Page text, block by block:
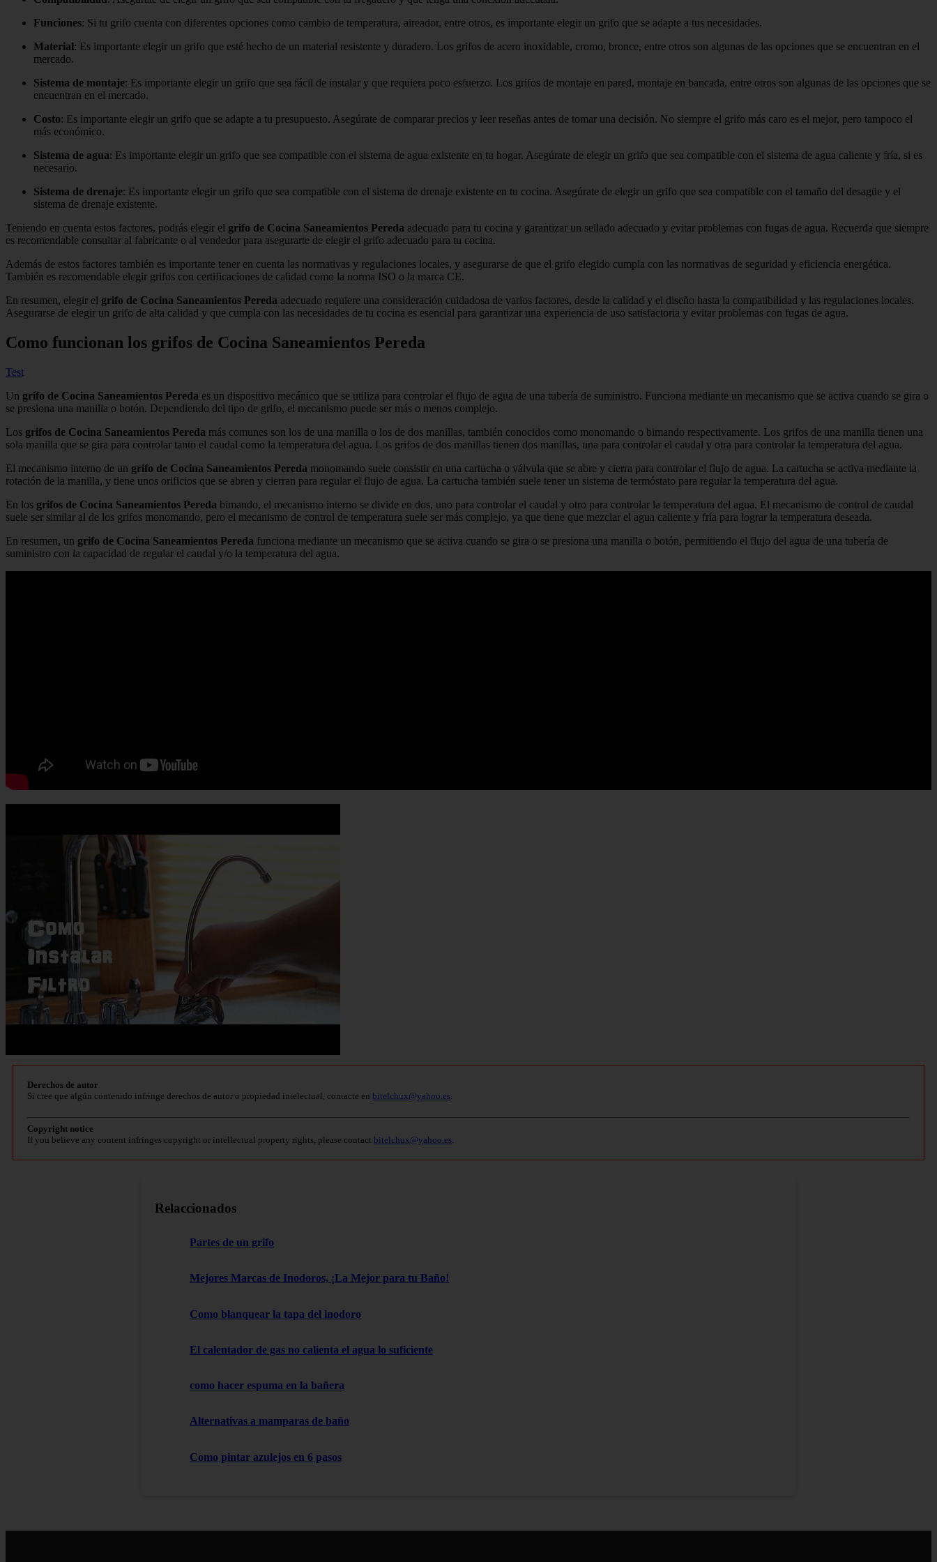
Funciones: Si tu grifo cuenta con diferentes opciones como cambio de temperatura, aireador, entre otros, es importante elegir un grifo que se adapte a tus necesidades.
Material: Es importante elegir un grifo que esté hecho de un material resistente y duradero. Los grifos de acero inoxidable, cromo, bronce, entre otros son algunas de las opciones que se encuentran en el
mercado.
Sistema de montaje: Es importante elegir un grifo que sea fácil de instalar y que requiera poco esfuerzo. Los grifos de montaje en pared, montaje en bancada, entre otros son algunas de las opciones que se
encuentran en el mercado.
Costo: Es importante elegir un grifo que se adapte a tu presupuesto. Asegúrate de comparar precios y leer reseñas antes de tomar una decisión. No siempre el grifo más caro es el mejor, pero tampoco el
más económico.
Sistema de agua: Es importante elegir un grifo que sea compatible con el sistema de agua existente en tu hogar. Asegúrate de elegir un grifo que sea compatible con el sistema de agua caliente y fría, si es
necesario.
Sistema de drenaje: Es importante elegir un grifo que sea compatible con el sistema de drenaje existente en tu cocina. Asegúrate de elegir un grifo que sea compatible con el tamaño del desagüe y el
sistema de drenaje existente.
Teniendo en cuenta estos factores, podrás elegir el grifo de Cocina Saneamientos Pereda adecuado para tu cocina y garantizar un sellado adecuado y evitar problemas con fugas de agua. Recuerda que siempre
es recomendable consultar al fabricante o al vendedor para asegurarte de elegir el grifo adecuado para tu cocina.
Además de estos factores también es importante tener en cuenta las normativas y regulaciones locales, y asegurarse de que el grifo elegido cumpla con las normativas de seguridad y eficiencia energética.
También es recomendable elegir grifos con certificaciones de calidad como la norma ISO o la marca CE.
En resumen, elegir el grifo de Cocina Saneamientos Pereda adecuado requiere una consideración cuidadosa de varios factores, desde la calidad y el diseño hasta la compatibilidad y las regulaciones locales.
Asegurarse de elegir un grifo de alta calidad y que cumpla con las necesidades de tu cocina es esencial para garantizar una experiencia de uso satisfactoria y evitar problemas con fugas de agua.
Como funcionan los grifos de Cocina Saneamientos Pereda
Test
Un grifo de Cocina Saneamientos Pereda es un dispositivo mecánico que se utiliza para controlar el flujo de agua de una tubería de suministro. Funciona mediante un mecanismo que se activa cuando se gira o
se presiona una manilla o botón. Dependiendo del tipo de grifo, el mecanismo puede ser más o menos complejo.
Los grifos de Cocina Saneamientos Pereda más comunes son los de una manilla o los de dos manillas, también conocidos como monomando o bimando respectivamente. Los grifos de una manilla tienen una
sola manilla que se gira para controlar tanto el caudal como la temperatura del agua. Los grifos de dos manillas tienen dos manillas, una para controlar el caudal y otra para controlar la temperatura del agua.
El mecanismo interno de un grifo de Cocina Saneamientos Pereda monomando suele consistir en una cartucha o válvula que se abre y cierra para controlar el flujo de agua. La cartucha se activa mediante la
rotación de la manilla, y tiene unos orificios que se abren y cierran para regular el flujo de agua. La cartucha también suele tener un sistema de termóstato para regular la temperatura del agua.
En los grifos de Cocina Saneamientos Pereda bimando, el mecanismo interno se divide en dos, uno para controlar el caudal y otro para controlar la temperatura del agua. El mecanismo de control de caudal
suele ser similar al de los grifos monomando, pero el mecanismo de control de temperatura suele ser más complejo, ya que tiene que mezclar el agua caliente y fría para lograr la temperatura deseada.
En resumen, un grifo de Cocina Saneamientos Pereda funciona mediante un mecanismo que se activa cuando se gira o se presiona una manilla o botón, permitiendo el flujo del agua de una tubería de
suministro con la capacidad de regular el caudal y/o la temperatura del agua.
Derechos de autor
Si cree que algún contenido infringe derechos de autor o propiedad intelectual, contacte en bitelchux@yahoo.es
Copyright notice
If you believe any content infringes copyright or intellectual property rights, please contact bitelchux@yahoo.es
Relaccionados
Partes de un grifo
Mejores Marcas de Inodoros, ¡La Mejor para tu Baño!
Como blanquear la tapa del inodoro
El calentador de gas no calienta el agua lo suficiente
como hacer espuma en la bañera
Alternativas a mamparas de baño
Como pintar azulejos en 6 pasos